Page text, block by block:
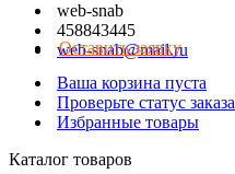
web-snab
458843445
web-snab@mail.ru
Оставить заявку
Ваша корзина пуста
Проверьте статус заказа
Избранные товары
Каталог товаров